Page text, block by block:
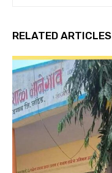
RELATED ARTICLES